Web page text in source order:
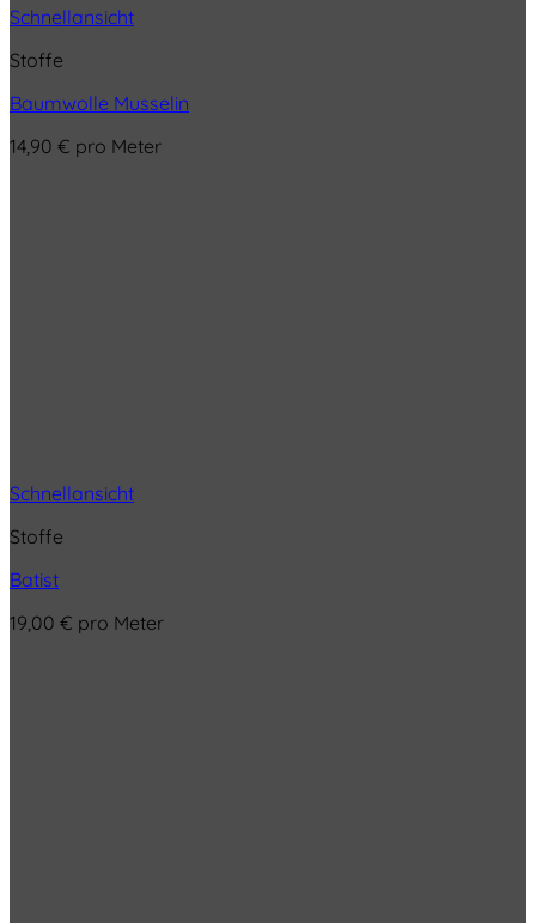
Schnellansicht
Stoffe
Baumwolle Musselin
14,90 € pro Meter
Schnellansicht
Stoffe
Batist
19,00 € pro Meter